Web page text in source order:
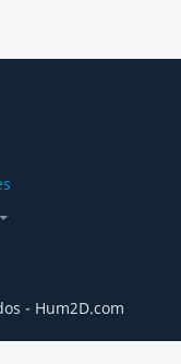
- Hum2D.com